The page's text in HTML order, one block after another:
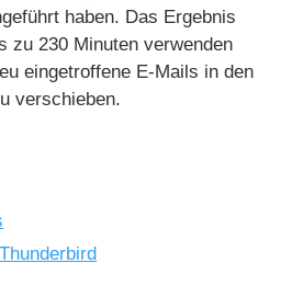
haben. Das Ergebnis
zu 230 Minuten verwenden
eingetroffene E-Mails in den
verschieben.
Thunderbird